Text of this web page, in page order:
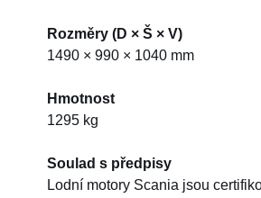
Rozměry (D × Š × V)
1490 × 990 × 1040 mm
Hmotnost
1295 kg
Soulad s předpisy
Lodní motory Scania jsou